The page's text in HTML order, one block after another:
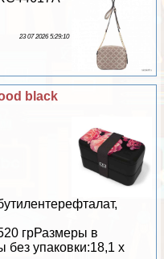
23 07 2026 5:29:10
black
грРазмеры в
без упаковки:18,1 х